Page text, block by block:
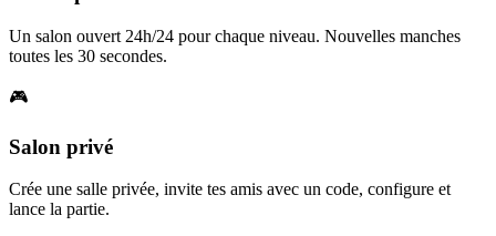
Un salon ouvert 24h/24 pour chaque niveau. Nouvelles manches
toutes les 30 secondes.
🎮
Salon privé
Crée une salle privée, invite tes amis avec un code, configure et
lance la partie.